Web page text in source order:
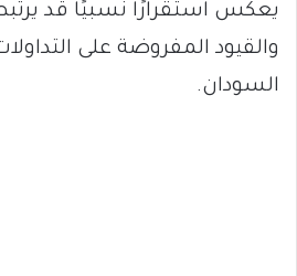
يعكس استقرارًا نسبيًا قد يرتبط
والقيود المفروضة على
السودان.